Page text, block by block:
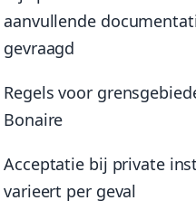
aanvullende
gevraagd
Regels voor
Bonaire
Acceptatie bij private
varieert per geval